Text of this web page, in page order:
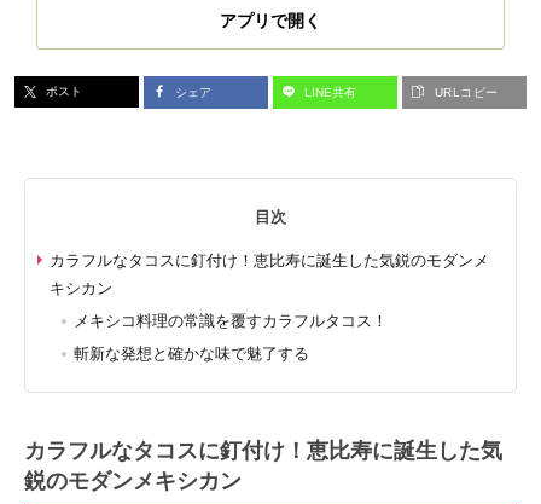
アプリで開く
ポスト シェア LINE共有 URLコピー
目次
カラフルなタコスに釘付け！恵比寿に誕生した気鋭のモダンメ
キシカン
メキシコ料理の常識を覆すカラフルタコス！
斬新な発想と確かな味で魅了する
カラフルなタコスに釘付け！恵比寿に誕生した気
鋭のモダンメキシカン